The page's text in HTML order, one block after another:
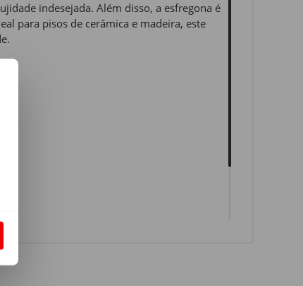
indesejada. Além disso, a esfregona é
para pisos de cerâmica e madeira, este